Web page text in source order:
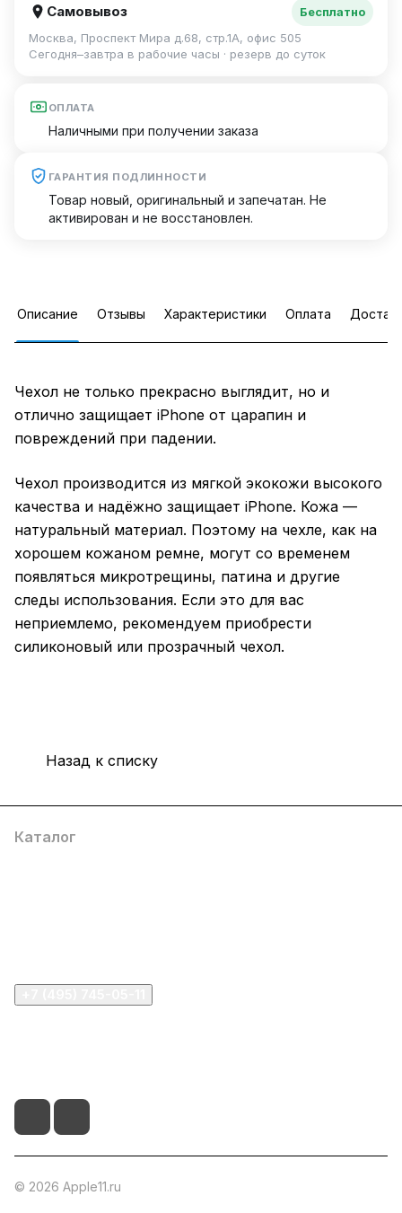
Самовывоз
Бесплатно
Москва, Проспект Мира д.68, стр.1А, офис 505
Сегодня–завтра в рабочие часы · резерв до суток
ОПЛАТА
Наличными при получении заказа
ГАРАНТИЯ ПОДЛИННОСТИ
Товар новый, оригинальный и запечатан. Не
активирован и не восстановлен.
Описание Отзывы Характеристики Оплата
Чехол не только прекрасно выглядит, но и
отлично защищает iPhone от царапин и
повреждений при падении.
Чехол производится из мягкой экокожи высокого
качества и надёжно защищает iPhone. Кожа —
натуральный материал. Поэтому на чехле, как на
хорошем кожаном ремне, могут со временем
появляться микротрещины, патина и другие
следы использования. Если это для вас
неприемлемо, рекомендуем приобрести
силиконовый или прозрачный чехол.
Назад к списку
Каталог
© 2026 Apple11.ru